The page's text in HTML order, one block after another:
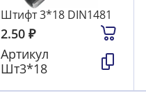
Штифт 3*18 DIN1481
2.50₽
Артикул
Шт3*18